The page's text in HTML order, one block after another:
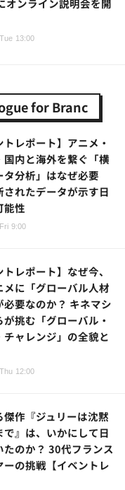
13:00
for Branc
トレポート】アニメ・
国内と海外を繋ぐ「横
タ分析」はなぜ必要
されたデータが示す日
能性
9:00
トレポート】なぜ今、
メに「グローバル人材
必要なのか？ キネマシ
が挑む「グローバル・
チャレンジ」の全貌と
12:00
傑作『ジュリーは沈黙
で』は、いかにして日
たのか？ 30代フランス
ーの挑戦【イベントレ